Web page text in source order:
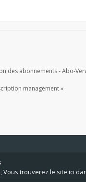
des abonnements - Abo-
management »
Vous trouverez le site ici